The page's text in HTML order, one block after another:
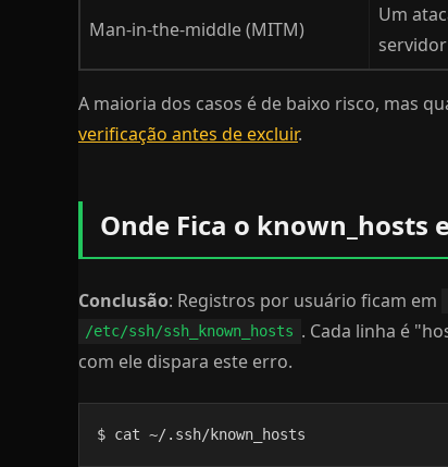
Man-in-the-middle (MITM)
Um
servidor
A maioria dos casos é de baixo risco, mas
verificação antes de excluir.
Onde Fica o known_hosts
Conclusão: Registros por usuário ficam em
/etc/ssh/ssh_known_hosts . Cada linha é
com ele dispara este erro.
$ cat ~/.ssh/known_hosts